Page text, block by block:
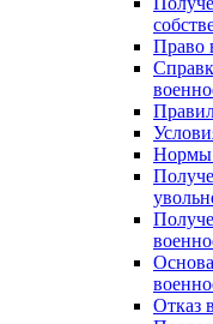
Право
Нормы
Отказ